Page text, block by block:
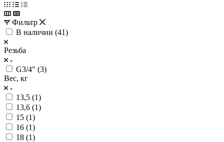
Фильтр
В наличии (41)
Резьба
G3/4" (3)
Вес, кг
13,5 (1)
13,6 (1)
15 (1)
16 (1)
18 (1)